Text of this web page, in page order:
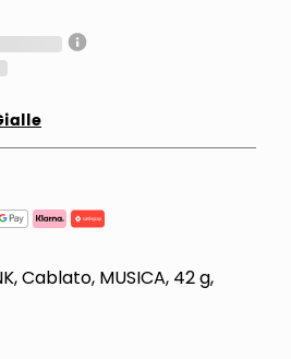
Cablato, MUSICA, 42 g,